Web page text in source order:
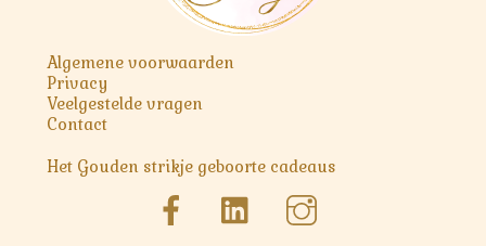
Algemene voorwaarden
Privacy
Veelgestelde vragen
Contact
Het Gouden strikje geboorte cadeaus